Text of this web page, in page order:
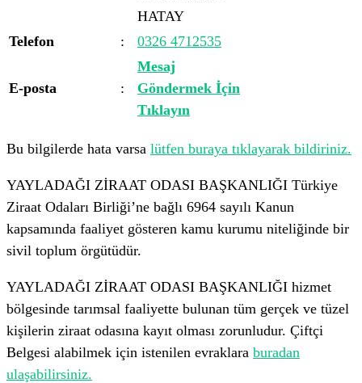
HATAY
Telefon
: 0326 4712535
E-posta :
Mesaj
Göndermek İçin
Tıklayın
Bu bilgilerde hata varsa lütfen buraya tıklayarak bildiriniz.
YAYLADAĞI ZİRAAT ODASI BAŞKANLIĞI Türkiye
Ziraat Odaları Birliği’ne bağlı 6964 sayılı Kanun
kapsamında faaliyet gösteren kamu kurumu niteliğinde bir
sivil toplum örgütüdür.
YAYLADAĞI ZİRAAT ODASI BAŞKANLIĞI hizmet
bölgesinde tarımsal faaliyette bulunan tüm gerçek ve tüzel
kişilerin ziraat odasına kayıt olması zorunludur. Çiftçi
Belgesi alabilmek için istenilen evraklara buradan
ulaşabilirsiniz.